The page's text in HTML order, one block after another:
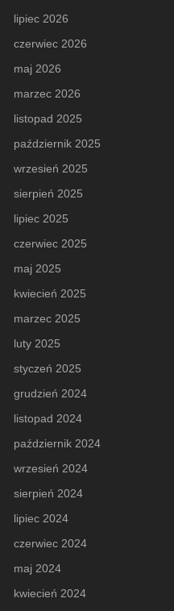
lipiec 2026
czerwiec 2026
maj 2026
marzec 2026
listopad 2025
październik 2025
wrzesień 2025
sierpień 2025
lipiec 2025
czerwiec 2025
maj 2025
kwiecień 2025
marzec 2025
luty 2025
styczeń 2025
grudzień 2024
listopad 2024
październik 2024
wrzesień 2024
sierpień 2024
lipiec 2024
czerwiec 2024
maj 2024
kwiecień 2024